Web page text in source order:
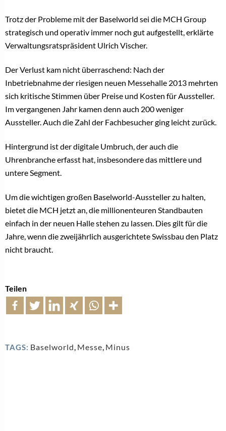
Trotz der Probleme mit der Baselworld sei die MCH Group
strategisch und operativ immer noch gut aufgestellt, erklärte
Verwaltungsratspräsident Ulrich Vischer.
Der Verlust kam nicht überraschend: Nach der
Inbetriebnahme der riesigen neuen Messehalle 2013 mehrten
sich kritische Stimmen über Preise und Kosten für Aussteller.
Im vergangenen Jahr kamen denn auch 200 weniger
Aussteller. Auch die Zahl der Fachbesucher ging leicht zurück.
Hintergrund ist der digitale Umbruch, der auch die
Uhrenbranche erfasst hat, insbesondere das mittlere und
untere Segment.
Um die wichtigen großen Baselworld-Aussteller zu halten,
bietet die MCH jetzt an, die millionenteuren Standbauten
einfach in der neuen Halle stehen zu lassen. Dies gilt für die
Jahre, wenn die zweijährlich ausgerichtete Swissbau den Platz
nicht braucht.
Teilen
TAGS: Baselworld Messe Minus